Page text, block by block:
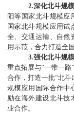
2.深化北斗规
阳等国家北斗规模应
国家北斗规模应用试
全、交通运输、自然
用示范，合力打造全
3.强化北斗规
重点拓展与“一带一路”
合作，打造一批“北斗
规模应用国际合作中
励在海外建设北斗技
业合作。